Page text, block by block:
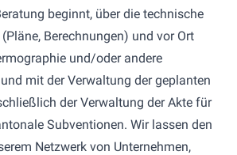
beginnt, über die technische
Berechnungen) und vor Ort
und/oder andere
mit der Verwaltung der geplanten
der Verwaltung der Akte für
Subventionen. Wir lassen den
Netzwerk von Unternehmen,